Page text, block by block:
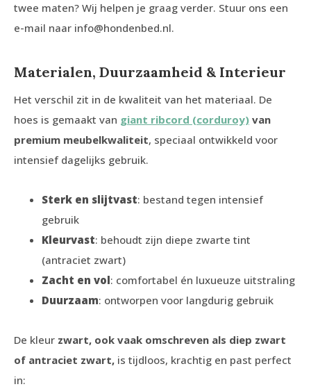
twee maten? Wij helpen je graag verder. Stuur ons een
e-mail naar info@hondenbed.nl.
Materialen, Duurzaamheid & Interieur
Het verschil zit in de kwaliteit van het materiaal. De
hoes is gemaakt van giant ribcord (corduroy) van
premium meubelkwaliteit, speciaal ontwikkeld voor
intensief dagelijks gebruik.
Sterk en slijtvast: bestand tegen intensief
gebruik
Kleurvast: behoudt zijn diepe zwarte tint
(antraciet zwart)
Zacht en vol: comfortabel én luxueuze uitstraling
Duurzaam: ontworpen voor langdurig gebruik
De kleur zwart, ook vaak omschreven als diep zwart
of antraciet zwart, is tijdloos, krachtig en past perfect
in: